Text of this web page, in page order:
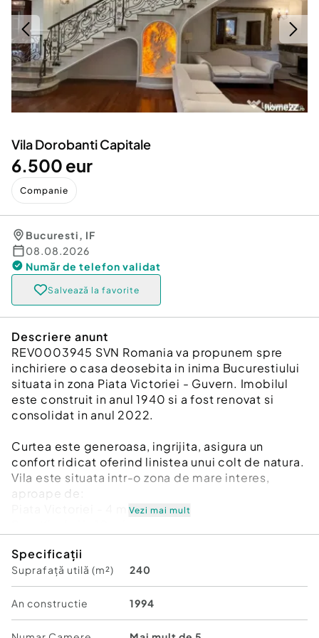
Servicii
Animale de companie
Afaceri și echipamente profesionale
Inchiriere Bunuri si Vehicule
Utilaje agricole si industriale
Piese auto si accesorii
Dacia Duster
Vila Dorobanti Capitale
6.500 eur
Companie
Bucuresti, IF
08.08.2026
Număr de telefon validat
Salvează la favorite
Descriere anunt
REV0003945 SVN Romania va propunem spre
inchiriere o casa deosebita in inima Bucurestiului
situata in zona Piata Victoriei - Guvern. Imobilul
este construit in anul 1940 si a fost renovat si
consolidat in anul 2022.
Curtea este generoasa, ingrijita, asigura un
confort ridicat oferind linistea unui colt de natura.
Vila este situata intr-o zona de mare interes,
aproape de:
Piata Victoriei - 4 minute
etc.
Acces facil catre mijloacele de transport in
comun si la 4 minute de mers pe jos fata de
Metrou Piata Victoriei. In imprejurimi exista mai
multe parcuri, scoli, teatre, restaurante etc.
Se inchiriaza parterul si etajul . Parterul este o zona
Vezi mai mult
Specificații
Suprafață utilă (m²) 240
An constructie 1994